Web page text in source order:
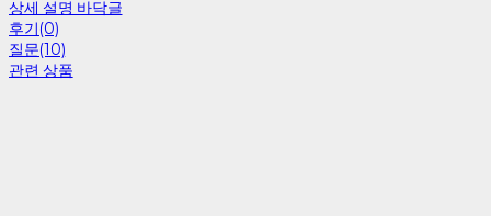
상세 설명 바닥글
후기(0)
질문(10)
관련 상품